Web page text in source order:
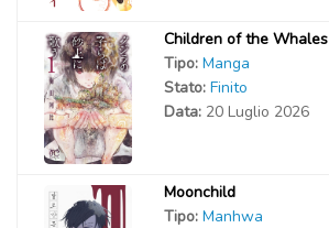
Children of the Whales
Tipo: Manga
Stato: Finito
Data: 20 Luglio 2026
Moonchild
Tipo: Manhwa